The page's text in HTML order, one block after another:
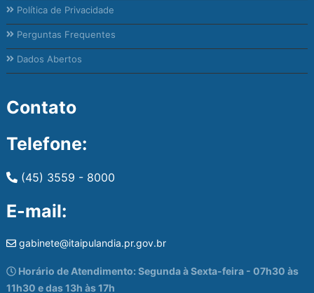
Política de Privacidade
Perguntas Frequentes
Dados Abertos
Contato
Telefone:
(45) 3559 - 8000
E-mail:
gabinete@itaipulandia.pr.gov.br
Horário de Atendimento: Segunda à Sexta-feira - 07h30 às
11h30 e das 13h às 17h